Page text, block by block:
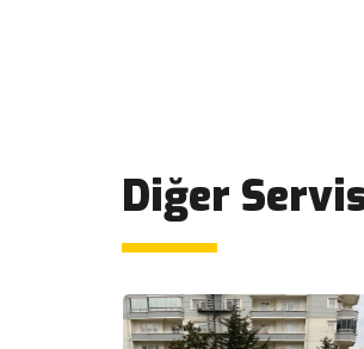
Diğer